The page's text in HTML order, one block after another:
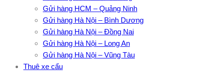
Gửi hàng HCM – Quảng Ninh
Gửi hàng Hà Nội – Bình Dương
Gửi hàng Hà Nội – Đồng Nai
Gửi hàng Hà Nội – Long An
Gửi hàng Hà Nội – Vũng Tàu
Thuê xe cẩu